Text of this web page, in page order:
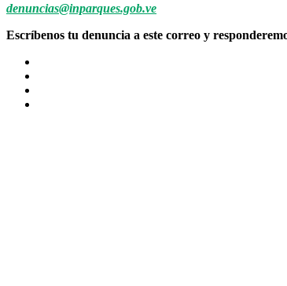
denuncias@inparques.gob.ve
Escríbenos tu denuncia a este correo y